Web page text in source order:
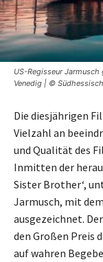
US-Regisseur
Venedig | ©
Die diesjährigen
Vielzahl an
und Qualität des
Inmitten der
Sister Brother‘,
Jarmusch, mit
ausgezeichnet.
den Großen Preis
auf wahren